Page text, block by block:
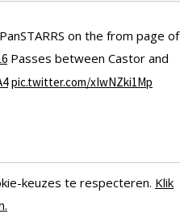
on the from page of
Passes between Castor and
pic.twitter.com/xIwNZki1Mp
keuzes te respecteren. Klik